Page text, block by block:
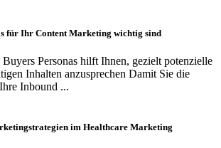
für Ihr Content Marketing wichtig sind
Personas hilft Ihnen, gezielt potenzielle
Inhalten anzusprechen Damit Sie die
Inbound ...
im Healthcare Marketing